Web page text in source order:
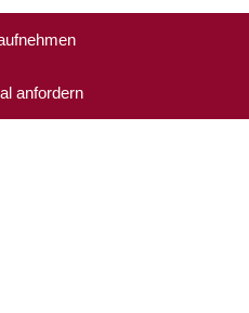
anfordern